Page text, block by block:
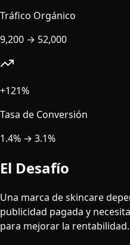
Tráfico Orgánico
9,200 → 52,000
+121%
Tasa de Conversión
1.4% → 3.1%
El Desafío
Una marca de skincare
publicidad pagada y
para mejorar la rentabilidad.